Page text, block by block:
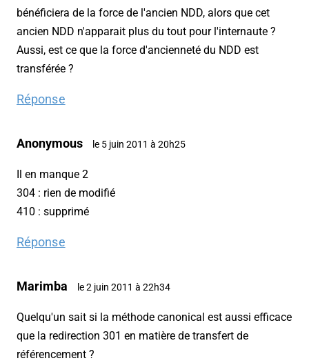
bénéficiera de la force de l'ancien NDD, alors que cet
ancien NDD n'apparait plus du tout pour l'internaute ?
Aussi, est ce que la force d'ancienneté du NDD est
transférée ?
Réponse
Anonymous le 5 juin 2011 à 20h25
Il en manque 2
304 : rien de modifié
410 : supprimé
Réponse
Marimba le 2 juin 2011 à 22h34
Quelqu'un sait si la méthode canonical est aussi efficace
que la redirection 301 en matière de transfert de
référencement ?